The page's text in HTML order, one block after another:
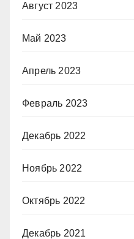
Август 2023
Май 2023
Апрель 2023
Февраль 2023
Декабрь 2022
Ноябрь 2022
Октябрь 2022
Декабрь 2021